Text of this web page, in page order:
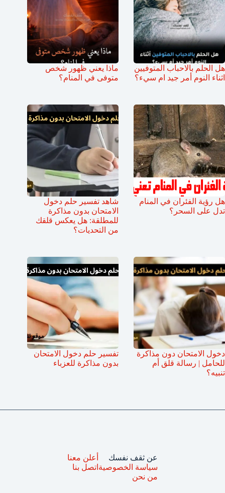
هل الحلم بالاحباب المتوفيين
اثناء النوم أمر جيد ام سيء؟
ماذا يعني ظهور شخص
متوفى في المنام؟
هل رؤية الفئران في المنام
تدل على السحر؟
شاهد تفسير حلم دخول
الامتحان بدون مذاكرة
للمطلقة: هل يعكس قلقك
من التحديات؟
دخول الامتحان دون مذاكرة
للحامل | رسالة قلق أم
تنبيه؟
تفسير حلم دخول الامتحان
بدون مذاكرة للعزباء
عن ثقف نفسك
سياسة الخصوصية
من نحن
أعلن معنا
اتصل بنا